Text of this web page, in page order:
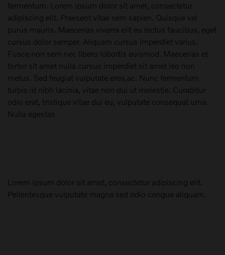
fermentum. Lorem ipsum dolor sit amet, consectetur
adipiscing elit. Praesent vitae sem sapien. Quisque vel
purus mauris. Maecenas viverra elit eu lectus faucibus, eget
cursus dolor semper. Aliquam cursus imperdiet varius.
Fusce non sem nec libero lobortis euismod. Maecenas et
tortor sit amet nulla cursus imperdiet sit amet leo non
metus. Sed feugiat vulputate eros,ac. Nunc fermentum
turpis id nibh lacinia, vitae non dui ut molestie. Curabitur
odio erat, tristique vitae dui eu, vulputate consequat urna.
Nulla egestas
Lorem ipsum dolor sit amet, consectetur adipiscing elit.
Pellentesque vulputate magna sed odio congue aliquam.